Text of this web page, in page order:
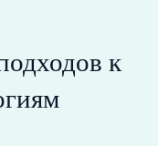
к